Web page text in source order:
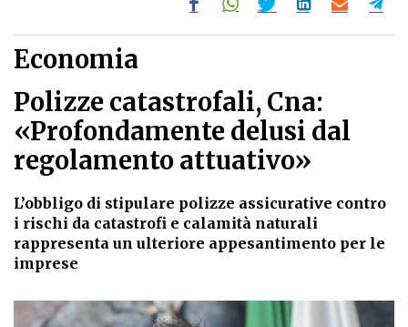
Economia
Polizze catastrofali, Cna:
«Profondamente delusi dal
regolamento attuativo»
L’obbligo di stipulare polizze assicurative contro
i rischi da catastrofi e calamità naturali
rappresenta un ulteriore appesantimento per le
imprese